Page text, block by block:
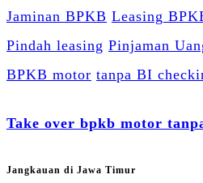
Jaminan BPKB Leasing
Pindah leasing Pinjaman
BPKB motor tanpa BI
Take over bpkb motor
Jangkauan di Jawa Timur